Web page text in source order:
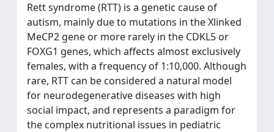
Rett syndrome (RTT) is a genetic cause of
autism, mainly due to mutations in the Xlinked
MeCP2 gene or more rarely in the CDKL5 or
FOXG1 genes, which affects almost exclusively
females, with a frequency of 1:10,000. Although
rare, RTT can be considered a natural model
for neurodegenerative diseases with high
social impact, and represents a paradigm for
the complex nutritional issues in pediatric